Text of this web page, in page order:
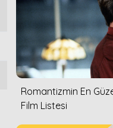
Romantizmin En
Film Listesi